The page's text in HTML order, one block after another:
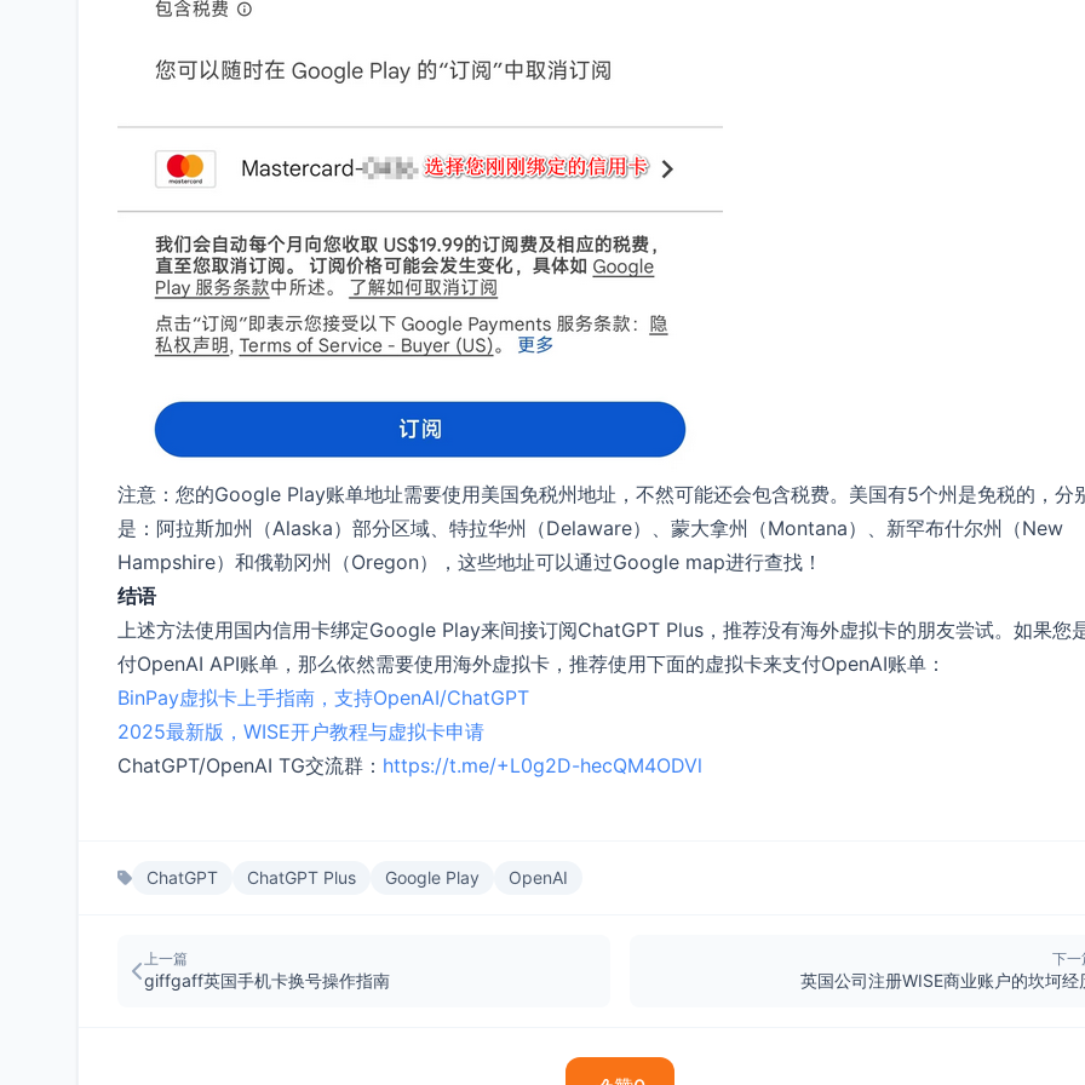
注意：您的Google Play账单地址需要使用美国免税州地址，不然可能还会包含税费。美国有5个州是免税的，分
是：阿拉斯加州（Alaska）部分区域、特拉华州（Delaware）、蒙大拿州（Montana）、新罕布什尔州（New
Hampshire）和俄勒冈州（Oregon），这些地址可以通过Google map进行查找！
结语
上述方法使用国内信用卡绑定Google Play来间接订阅ChatGPT Plus，推荐没有海外虚拟卡的朋友尝试。如果您
付OpenAI API账单，那么依然需要使用海外虚拟卡，推荐使用下面的虚拟卡来支付OpenAI账单：
BinPay虚拟卡上手指南，支持OpenAI/ChatGPT
2025最新版，WISE开户教程与虚拟卡申请
ChatGPT/OpenAI TG交流群： https://t.me/+L0g2D-hecQM4ODVl
ChatGPT ChatGPT Plus Google Play OpenAI
上一篇
giffgaff英国手机卡换号操作指南
下一
英国公司注册WISE商业账户的坎坷经